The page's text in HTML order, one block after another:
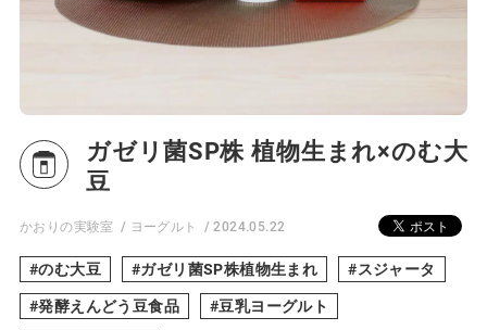
ガゼリ菌SP株 植物生まれ×のむ大
豆
かおりの実験室 ヨーグルト 2024.05.22
のむ大豆 ガゼリ菌SP株植物生まれ
スジャータ
発酵えんどう豆食品
豆乳ヨーグルト